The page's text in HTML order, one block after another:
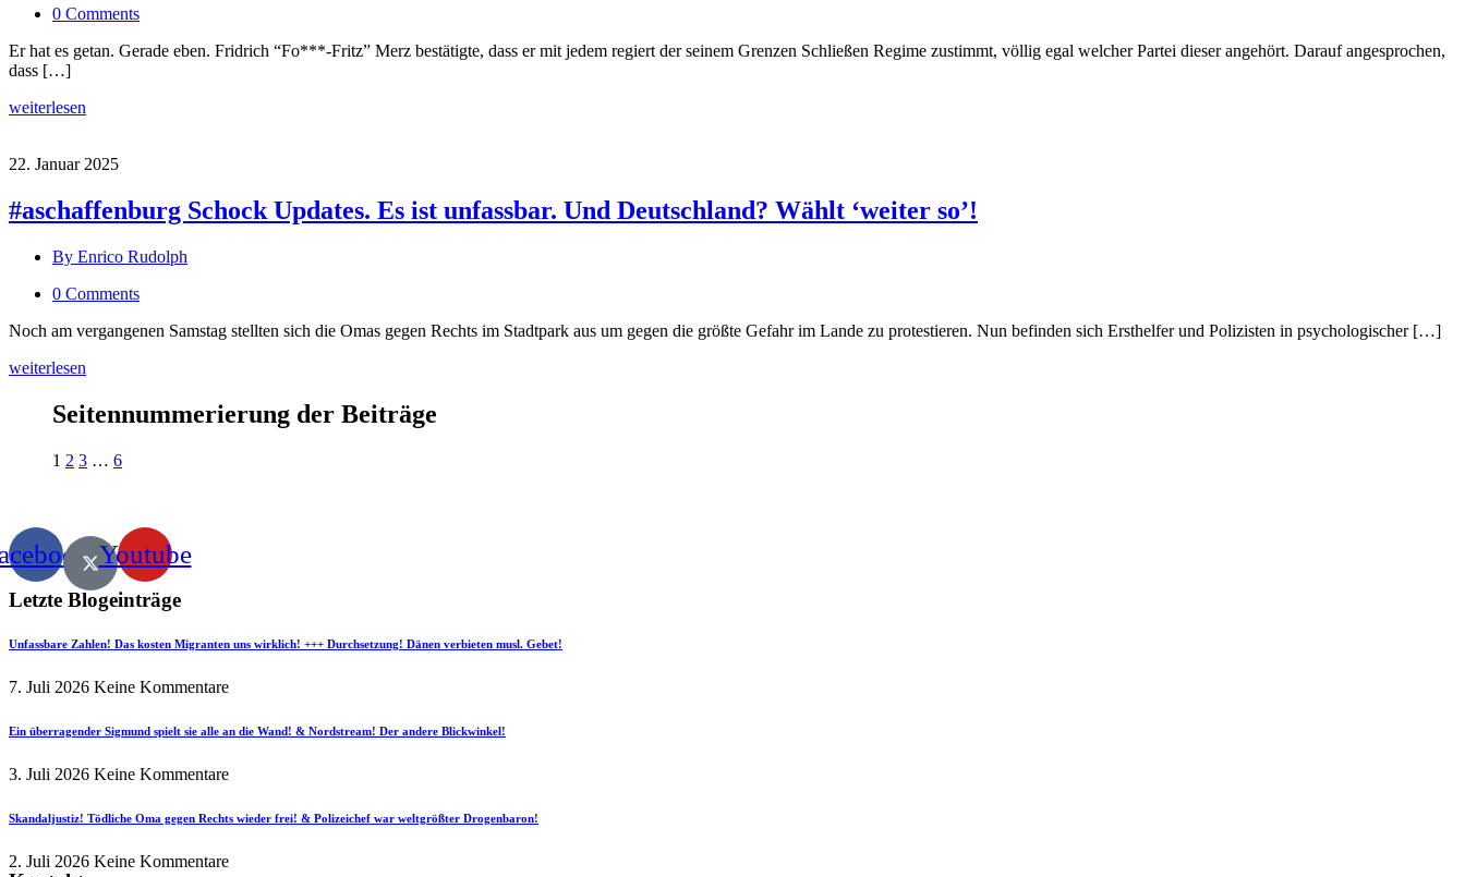
0 Comments
Er hat es getan. Gerade eben. Fridrich “Fo***-Fritz” Merz bestätigte, dass er mit jedem regiert der seinem Grenzen Schließen Regime zustimmt, völlig egal welcher Partei dieser angehört. Darauf angesprochen,
dass […]
weiterlesen
22. Januar 2025
#aschaffenburg Schock Updates. Es ist unfassbar. Und Deutschland? Wählt ‘weiter so’!
By Enrico Rudolph
0 Comments
Noch am vergangenen Samstag stellten sich die Omas gegen Rechts im Stadtpark aus um gegen die größte Gefahr im Lande zu protestieren. Nun befinden sich Ersthelfer und Polizisten in psychologischer […]
weiterlesen
Seitennummerierung der Beiträge
1 2 3 … 6
Youtube
Letzte Blogeinträge
Unfassbare Zahlen! Das kosten Migranten uns wirklich! +++ Durchsetzung! Dänen verbieten musl. Gebet!
7. Juli 2026 Keine Kommentare
Ein überragender Sigmund spielt sie alle an die Wand! & Nordstream! Der andere Blickwinkel!
3. Juli 2026 Keine Kommentare
Skandaljustiz! Tödliche Oma gegen Rechts wieder frei! & Polizeichef war weltgrößter Drogenbaron!
2. Juli 2026 Keine Kommentare